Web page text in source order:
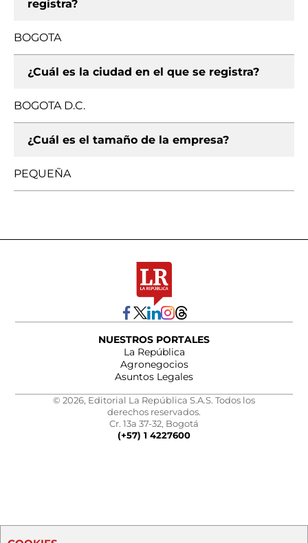
registra?
BOGOTA
¿Cuál es la ciudad en el que se registra?
BOGOTA D.C.
¿Cuál es el tamaño de la empresa?
PEQUEÑA
NUESTROS PORTALES
La República
Agronegocios
Asuntos Legales
© 2026, Editorial La República S.A.S. Todos los
derechos reservados.
Cr. 13a 37-32, Bogotá
(+57) 1 4227600